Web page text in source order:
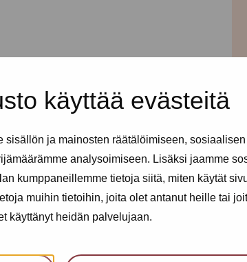
käyttää evästeitä
sisällön ja mainosten räätälöimiseen,
analysoimiseen. Lisäksi jaamme
kumppaneillemme tietoja siitä, miten käytät
muihin tietoihin, joita olet antanut heille tai
käyttänyt heidän palvelujaan.
varten.
testiin.
joten
erillistä